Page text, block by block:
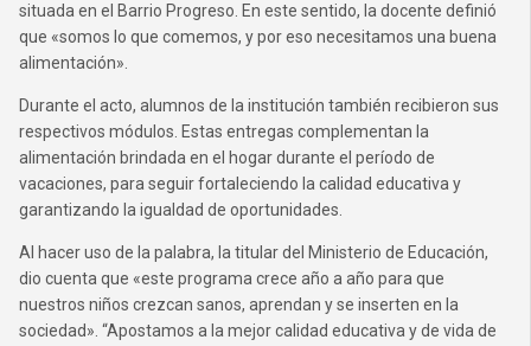
situada en el Barrio Progreso. En este sentido, la docente definió
que «somos lo que comemos, y por eso necesitamos una buena
alimentación».
Durante el acto, alumnos de la institución también recibieron sus
respectivos módulos. Estas entregas complementan la
alimentación brindada en el hogar durante el período de
vacaciones, para seguir fortaleciendo la calidad educativa y
garantizando la igualdad de oportunidades.
Al hacer uso de la palabra, la titular del Ministerio de Educación,
dio cuenta que «este programa crece año a año para que
nuestros niños crezcan sanos, aprendan y se inserten en la
sociedad». “Apostamos a la mejor calidad educativa y de vida de